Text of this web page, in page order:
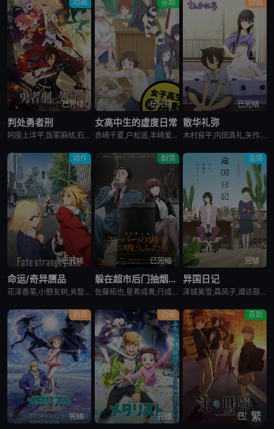
动画
已完结
判处勇者刑
阿座上洋平,饭冢麻结,石上静香,堀江瞬,土岐隼一,上田燿司,松冈祯丞,福岛润,千叶翔也,日笠阳子,中村悠一,大西沙织
喜剧
已完结
女高中生的虚度日常
赤崎千夏,户松遥,丰崎爱生,长绳麻理亚,富田美忧,高桥李依,佐藤聪美,市道真央,兴津和幸,上田丽奈,名冢佳织,落合福嗣,松冈祯丞,岛崎信长
动画
已完结
散华礼弥
木村良平,内田真礼,矢作纱友里,井口裕香,荻野晴朗,石冢运升,西山宏太朗,桑岛法子,岩濑周平,西口杏里沙
动作
已完结
命运/奇异赝品
花泽香菜,小野友树,关智一,诸星堇,小林优,Lynn,小西克幸,内田真礼,森久保祥太郎,羽多野涉,松冈祯丞,堀内贤雄,古贺葵,橘龙丸,浪川大辅,榎木淳弥,咲野俊介
剧情
已完结
躲在超市后门抽烟的两人
佐藤拓也,星希成奏,行成桃姬,丰口惠美,安田陆矢,日笠阳子,高桥伸也
温情
完结
异国日记
泽城美雪,森风子,诹访部顺一,诸星堇,松井惠理子,近藤隆,大原沙耶香
剧情
完结
动画
完结
喜剧
已完结
繁